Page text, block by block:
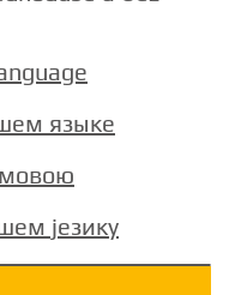
языке
језику